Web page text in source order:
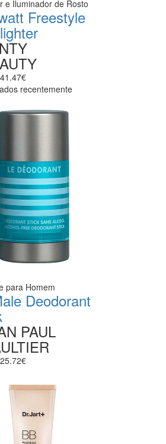
e Iluminador de Rosto
Freestyle
41.47€
recentemente
para Homem
Deodorant
PAUL
25.72€